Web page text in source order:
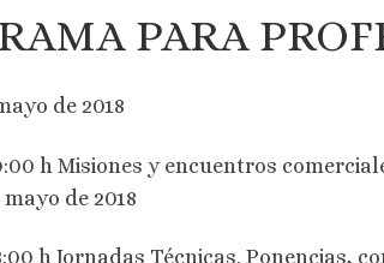
PARA
de 2018
h Misiones y encuentros
de 2018
h Jornadas Técnicas. Ponencias,